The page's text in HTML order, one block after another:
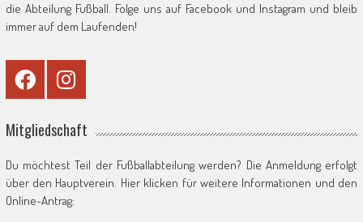
die Abteilung Fußball. Folge uns auf Facebook und Instagram und bleib
immer auf dem Laufenden!
Mitgliedschaft
Du möchtest Teil der Fußballabteilung werden? Die Anmeldung erfolgt
über den Hauptverein. Hier klicken für weitere Informationen und den
Online-Antrag: